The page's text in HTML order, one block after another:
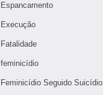
Espancamento
Execução
Fatalidade
feminicídio
Feminicídio Seguido Suicídio